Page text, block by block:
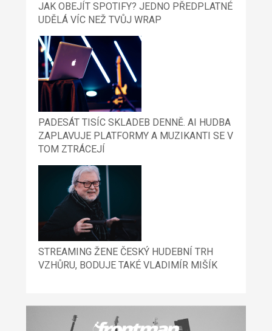
JAK OBEJÍT SPOTIFY? JEDNO PŘEDPLATNÉ
UDĚLÁ VÍC NEŽ TVŮJ WRAP
PADESÁT TISÍC SKLADEB DENNĚ. AI HUDBA
ZAPLAVUJE PLATFORMY A MUZIKANTI SE V
TOM ZTRÁCEJÍ
STREAMING ŽENE ČESKÝ HUDEBNÍ TRH
VZHŮRU, BODUJE TAKÉ VLADIMÍR MIŠÍK